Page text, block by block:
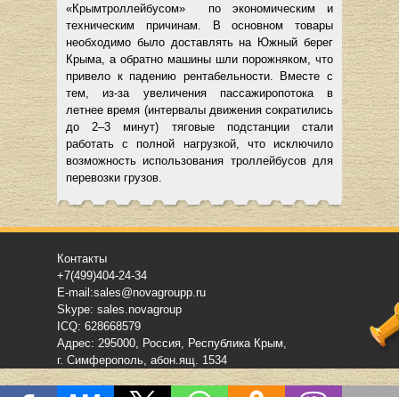
«Крымтроллейбусом» по экономическим и
техническим причинам. В основном товары
необходимо было доставлять на Южный берег
Крыма, а обратно машины шли порожняком, что
привело к падению рентабельности. Вместе с
тем, из-за увеличения пассажиропотока в
летнее время (интервалы движения сократились
до 2–3 минут) тяговые подстанции стали
работать с полной нагрузкой, что исключило
возможность использования троллейбусов для
перевозки грузов.
Контакты
+7(499)404-24-34
E-mail:sales@novagroupp.ru
Skype: sales.novagroup
ICQ: 628668579
Адрес: 295000, Россия, Республика Крым,
г. Симферополь, абон.ящ. 1534